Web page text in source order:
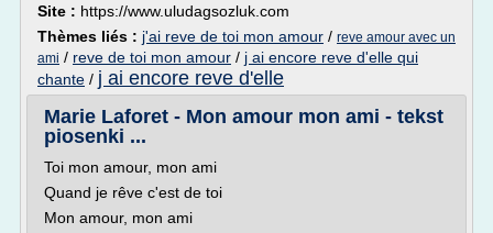
Site : https://www.uludagsozluk.com
Thèmes liés : j'ai reve de toi mon amour / reve amour avec un
ami / reve de toi mon amour / j ai encore reve d'elle qui
chante / j ai encore reve d'elle
Marie Laforet - Mon amour mon ami - tekst
piosenki ...
Toi mon amour, mon ami
Quand je rêve c'est de toi
Mon amour, mon ami